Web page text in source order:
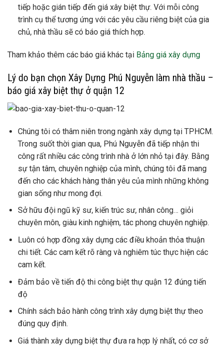
tiếp hoặc gián tiếp đến giá xây biệt thự. Với mỗi công
trình cụ thể tương ứng với các yêu cầu riêng biệt của gia
chủ, nhà thầu sẽ có báo giá thích hợp.
Tham khảo thêm các báo giá khác tại Bảng giá xây dựng
Lý do bạn chọn Xây Dựng Phú Nguyễn làm nhà thầu –
báo giá xây biệt thự ở quận 12
Chúng tôi có thâm niên trong ngành xây dựng tại TPHCM.
Trong suốt thời gian qua, Phú Nguyễn đã tiếp nhận thi
công rất nhiều các công trình nhà ở lớn nhỏ tại đây. Bằng
sự tận tâm, chuyên nghiệp của mình, chúng tôi đã mang
đến cho các khách hàng thân yêu của mình những không
gian sống như mong đợi.
Sở hữu đội ngũ kỹ sư, kiến trúc sư, nhân công… giỏi
chuyên môn, giàu kinh nghiệm, tác phong chuyên nghiệp.
Luôn có hợp đồng xây dựng các điều khoản thỏa thuận
chi tiết. Các cam kết rõ ràng và nghiêm túc thực hiện các
cam kết.
Đảm bảo về tiến độ thi công biệt thự quận 12 đúng tiến
độ
Chính sách bảo hành công trình xây dựng biệt thự theo
đúng quy định.
Giá thành xây dựng biệt thự đưa ra hợp lý nhất, có cơ sở